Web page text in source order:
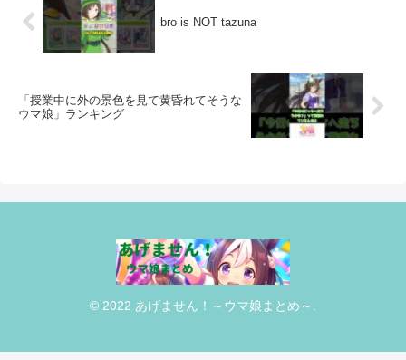
bro is NOT tazuna
「授業中に外の景色を見て黄昏れてそうな
ウマ娘」ランキング
© 2022 あげません！～ウマ娘まとめ～.